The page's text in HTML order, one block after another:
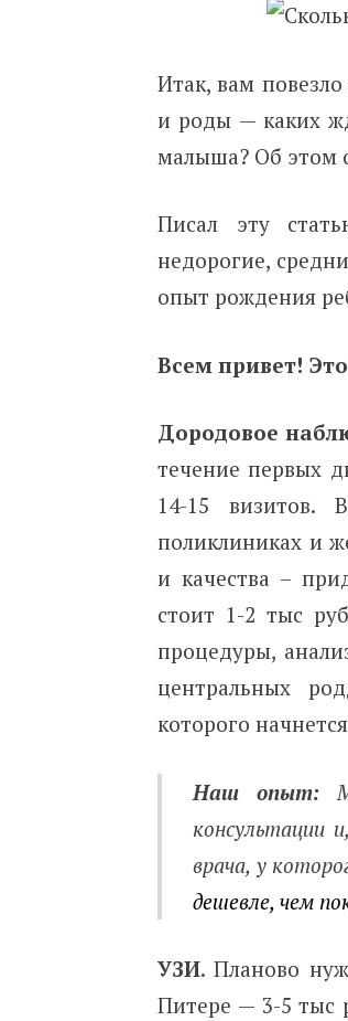
Итак, вам
и роды — каких
малыша? Об этом
Писал эту
недорогие,
опыт рождения
Всем привет! Это
Дородовое
течение первых
14-15 визитов.
поликлиниках и
и качества –
стоит 1-2 тыс
процедуры,
центральных
которого
Наш опыт:
консультации
врача, у
дешевле, чем
УЗИ. Планово
Питере — 3-5 тыс